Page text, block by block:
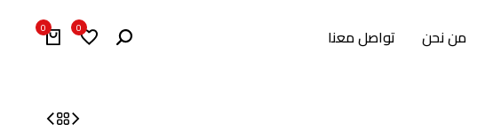
من نحن تواصل معنا 0
0